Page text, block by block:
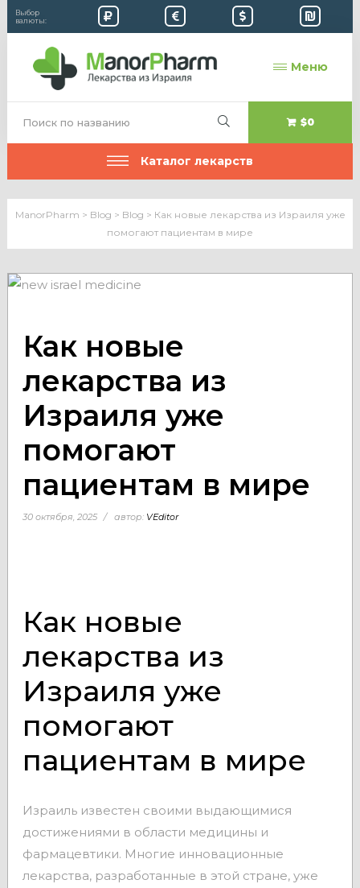
Выбор
валюты:
Меню
$0
Каталог лекарств
ManorPharm > Blog > Blog > Как новые лекарства из Израиля уже
помогают пациентам в мире
Как новые
лекарства из
Израиля уже
помогают
пациентам в мире
30 октября, 2025 автор: VEditor
Как новые
лекарства из
Израиля уже
помогают
пациентам в мире
Израиль известен своими выдающимися
достижениями в области медицины и
фармацевтики. Многие инновационные
лекарства, разработанные в этой стране, уже